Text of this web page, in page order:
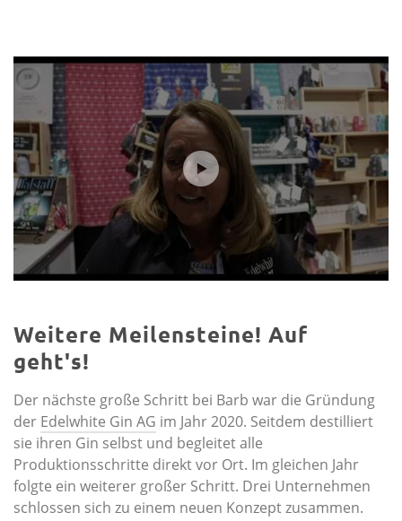
Weitere Meilensteine! Auf
geht's!
Der nächste große Schritt bei Barb war die Gründung
der Edelwhite Gin AG im Jahr 2020. Seitdem destilliert
sie ihren Gin selbst und begleitet alle
Produktionsschritte direkt vor Ort. Im gleichen Jahr
folgte ein weiterer großer Schritt. Drei Unternehmen
schlossen sich zu einem neuen Konzept zusammen.